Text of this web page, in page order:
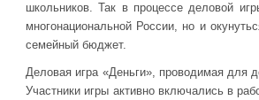
школьников. Так в процессе деловой
многонациональной России, но и
семейный бюджет.
Деловая игра «Деньги», проводимая для
Участники игры активно включались в